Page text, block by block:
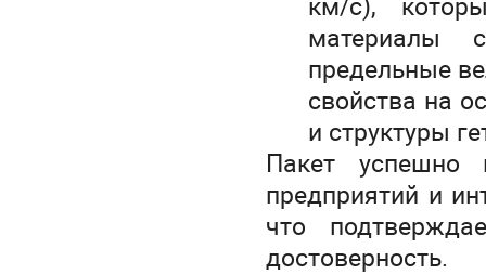
материалы
предельные
свойства на
и структуры
Пакет
предприятий и
что
достоверность.